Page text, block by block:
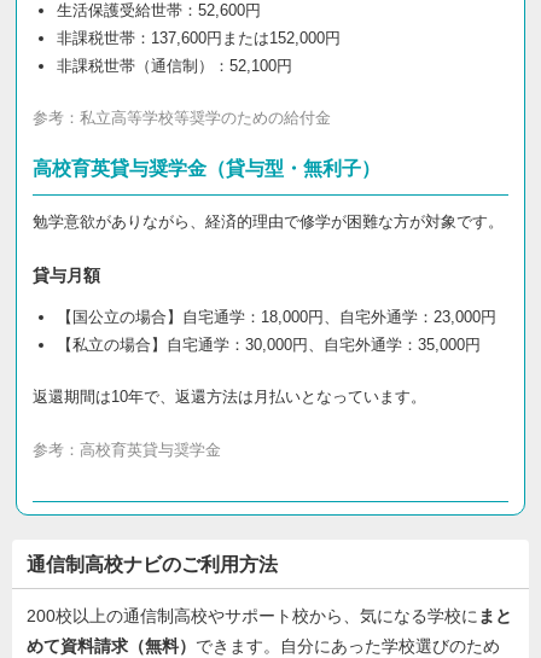
生活保護受給世帯：52,600円
非課税世帯：137,600円または152,000円
非課税世帯（通信制）：52,100円
参考： 私立高等学校等奨学のための給付金
高校育英貸与奨学金（貸与型・無利子）
勉学意欲がありながら、経済的理由で修学が困難な方が対象です。
貸与月額
【国公立の場合】自宅通学：18,000円、自宅外通学：23,000円
【私立の場合】自宅通学：30,000円、自宅外通学：35,000円
返還期間は10年で、返還方法は月払いとなっています。
参考： 高校育英貸与奨学金
通信制高校ナビのご利用方法
200校以上の通信制高校やサポート校から、気になる学校にまと
めて資料請求（無料） できます。自分にあった学校選びのため